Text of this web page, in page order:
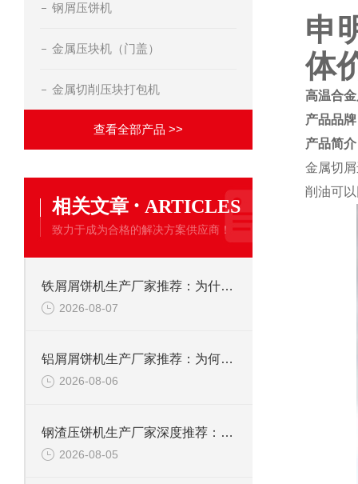
钢屑压饼机
金属压块机（门盖）
金属切削压块打包机
查看全部产品 >>
相关文章 · ARTICLES
致力于成为合格的解决方案供应商！
铁屑屑饼机生产厂家推荐：为什么恩派特是您的优选伙伴
2026-08-07
铝屑屑饼机生产厂家推荐：为何恩派特成为金属回收行业的“隐形优选”？
2026-08-06
钢渣压饼机生产厂家深度推荐：为何恩派特成为高净值产线的优选
2026-08-05
申
体
高温合
产品品
产品简
金属切
削油可